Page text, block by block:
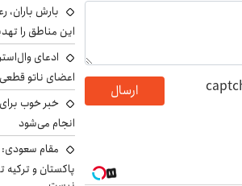
ارسال
بارش
این مناطق را
ادعای
اعضای ناتو
خبر خوب
انجام می‌شود
مقام سعودی:
پاکستان و